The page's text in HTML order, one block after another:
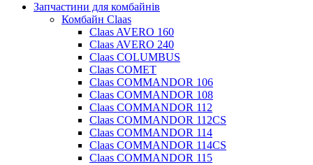
Запчастини для комбайнів
Комбайн Claas
Claas AVERO 160
Claas AVERO 240
Claas COLUMBUS
Claas COMET
Claas COMMANDOR 106
Claas COMMANDOR 108
Claas COMMANDOR 112
Claas COMMANDOR 112CS
Claas COMMANDOR 114
Claas COMMANDOR 114CS
Claas COMMANDOR 115